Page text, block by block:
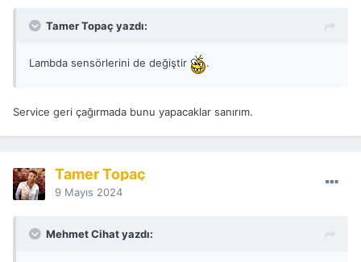
Tamer Topaç yazdı:
Lambda sensörlerini de değiştir .
Service geri çağırmada bunu yapacaklar sanırım.
Tamer Topaç
9 Mayıs 2024
Mehmet Cihat yazdı: